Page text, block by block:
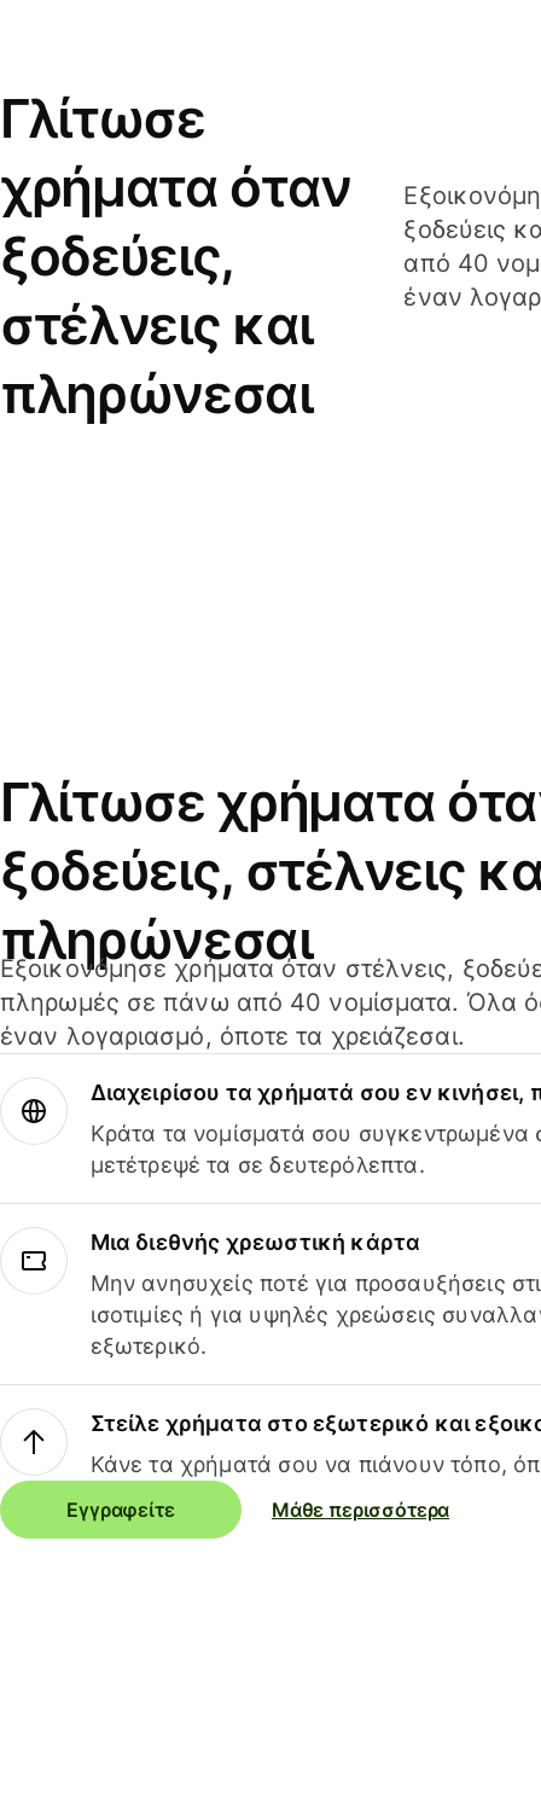
Γλίτωσε
χρήματα όταν
ξοδεύεις,
στέλνεις και
πληρώνεσαι
ξοδεύεις
από 40
έναν
Γλίτωσε χρήματα
ξοδεύεις, στέλνεις
πληρώνεσαι
Εξοικονόμησε χρήματα όταν στέλνεις,
πληρωμές σε πάνω από 40 νομίσματα. Όλα
έναν λογαριασμό, όποτε τα χρειάζεσαι.
Διαχειρίσου τα χρήματά σου εν
Κράτα τα νομίσματά σου συγκεντρωμένα
μετέτρεψέ τα σε δευτερόλεπτα.
Μια διεθνής χρεωστική κάρτα
Μην ανησυχείς ποτέ για προσαυξήσεις
ισοτιμίες ή για υψηλές χρεώσεις
εξωτερικό.
Στείλε χρήματα στο εξωτερικό και
Κάνε τα χρήματά σου να πιάνουν τόπο,
Εγγραφείτε Μάθε περισσότερα